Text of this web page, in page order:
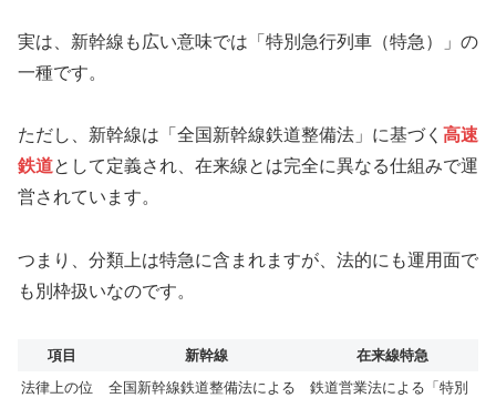
実は、新幹線も広い意味では「特別急行列車（特急）」の
一種です。
ただし、新幹線は「全国新幹線鉄道整備法」に基づく 高速
鉄道として定義され、在来線とは完全に異なる仕組みで運
営されています。
つまり、分類上は特急に含まれますが、法的にも運用面で
も別枠扱いなのです。
項目 新幹線
在来線特急
法律上の位
全国新幹線鉄道整備法による
鉄道営業法による「特別